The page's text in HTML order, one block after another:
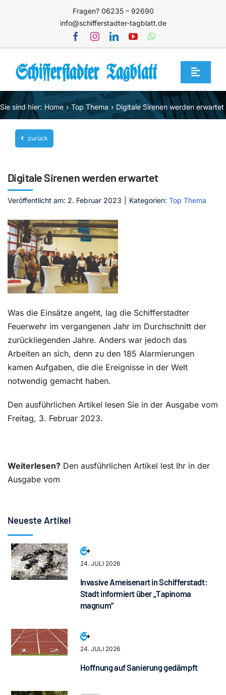
Fragen? 06235 – 92690
info@schifferstadter-tagblatt.de
Toggle
Home
Themen
Blog
Service
Mediathek
Jetzt abonnieren
Kontakt
Sie sind hier: Home Top Thema Digitale Sirenen werden erwartet
zurück
Digitale Sirenen werden erwartet
Veröffentlicht am: 2. Februar 2023 Kategorien: Top Thema
Was die Einsätze angeht, lag die Schifferstadter
Feuerwehr im vergangenen Jahr im Durchschnitt der
zurückliegenden Jahre. Anders war jedoch das
Arbeiten an sich, denn zu den 185 Alarmierungen
kamen Aufgaben, die die Ereignisse in der Welt
notwendig gemacht haben.
Den ausführlichen Artikel lesen Sie in der Ausgabe vom
Freitag, 3. Februar 2023.
Weiterlesen? Den ausführlichen Artikel lest Ihr in der
Ausgabe vom
Neueste Artikel
24. JULI 2026
Invasive Ameisenart in Schifferstadt:
Stadt informiert über „Tapinoma
magnum“
24. JULI 2026
Hoffnung auf Sanierung gedämpft